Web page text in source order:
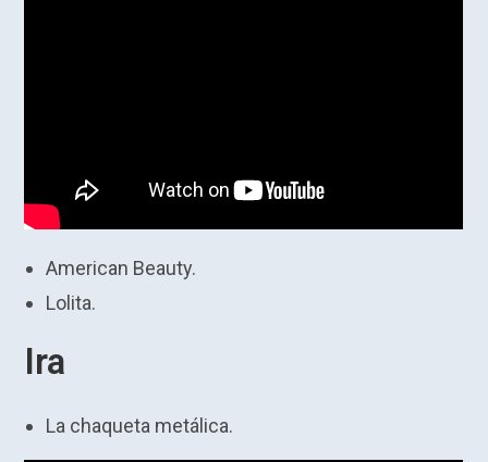
American Beauty.
Lolita.
Ira
La chaqueta metálica.